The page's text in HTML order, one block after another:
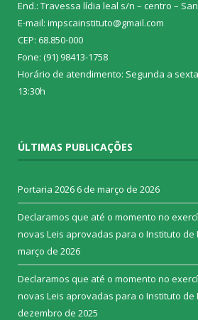
End.: Travessa lídia leal s/n – centro –
E-mail: impscainstituto@gmail.com
CEP: 68.850-000
Fone: (91) 98413-1758
Horário de atendimento: Segunda a
13:30h
ÚLTIMAS PUBLICAÇÕES
Portaria 2026 6 de março de 2026
Declaramos que até o momento no
novas Leis aprovadas para o Instituto de
março de 2026
Declaramos que até o momento no
novas Leis aprovadas para o Instituto de
dezembro de 2025